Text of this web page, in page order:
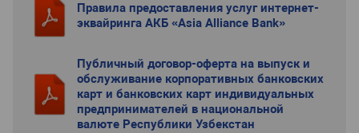
Правила предоставления услуг интернет-
эквайринга АКБ «Asia Alliance Bank»
Публичный договор-оферта на выпуск и
обслуживание корпоративных банковских
карт и банковских карт индивидуальных
предпринимателей в национальной
валюте Республики Узбекстан